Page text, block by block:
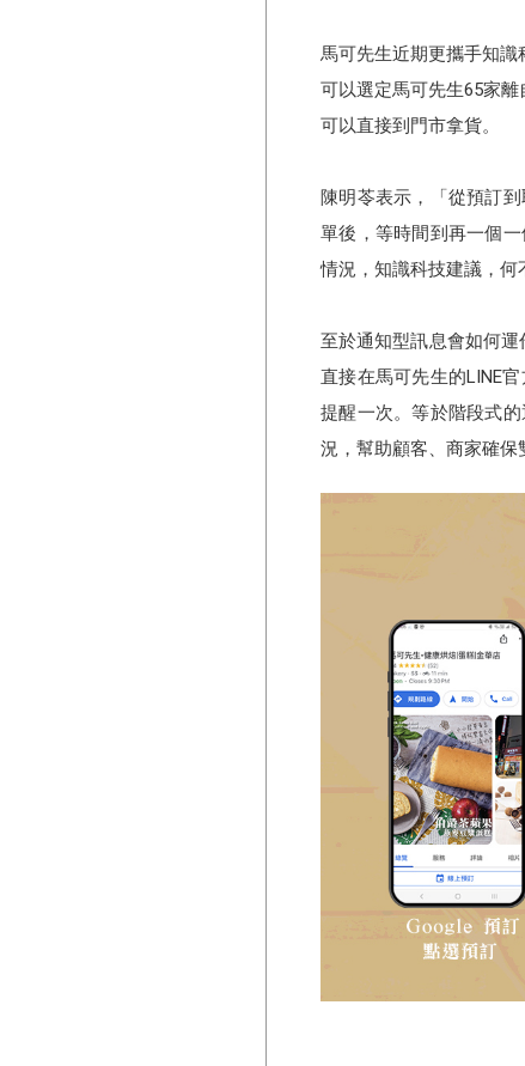
馬可先生近期更攜手知
可以選定馬可先生65家
可以直接到門市拿貨。
陳明苓表示，「從預訂
單後，等時間到再一個
情況，知識科技建議，何
至於通知型訊息會如何
直接在馬可先生的LINE
提醒一次。等於階段式
況，幫助顧客、商家確保